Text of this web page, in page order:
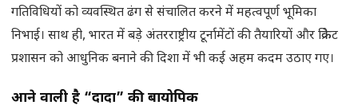
गतिविधियों को व्यवस्थित ढंग से संचालित करने में महत्वपूर्ण भूमिका
निभाई। साथ ही, भारत में बड़े अंतरराष्ट्रीय टूर्नामेंटों की तैयारियों और क्रिकेट
प्रशासन को आधुनिक बनाने की दिशा में भी कई अहम कदम उठाए गए।
आने वाली है “दादा” की बायोपिक